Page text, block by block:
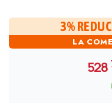
3%
LA
528